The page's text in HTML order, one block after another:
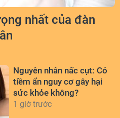
nhất của đàn
Nguyên nhân nấc cụt: Có
tiềm ẩn nguy cơ gây hại
sức khỏe không?
1 giờ trước